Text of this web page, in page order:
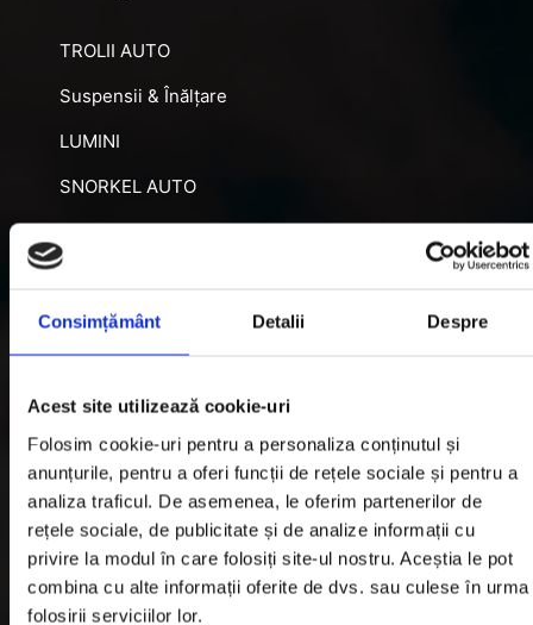
Consimțământ Detalii Despre
Acest site utilizează cookie-uri
Folosim cookie-uri pentru a personaliza conținutul și
anunțurile, pentru a oferi funcții de rețele sociale și pentru a
analiza traficul. De asemenea, le oferim partenerilor de
rețele sociale, de publicitate și de analize informații cu
privire la modul în care folosiți site-ul nostru. Aceștia le pot
combina cu alte informații oferite de dvs. sau culese în urma
folosirii serviciilor lor.
TROLII AUTO
Suspensii & Înălțare
LUMINI
SNORKEL AUTO
ACCESORII RECUPERARE
DISTANTIERE
Informatii utile
Informatii Livrare
Garantie si Retur
Formular Retur